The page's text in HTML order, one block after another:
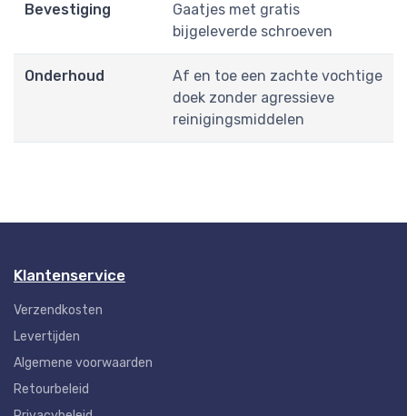
Bevestiging
Gaatjes met gratis
bijgeleverde schroeven
Onderhoud
Af en toe een zachte vochtige
doek zonder agressieve
reinigingsmiddelen
Klantenservice
Verzendkosten
Levertijden
Algemene voorwaarden
Retourbeleid